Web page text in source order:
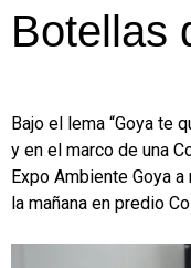
Botellas
Bajo el lema “Goya te
y en el marco de una
Expo Ambiente Goya
la mañana en predio